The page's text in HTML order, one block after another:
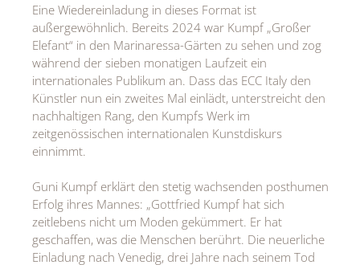
Eine Wiedereinladung in dieses Format ist
außergewöhnlich. Bereits 2024 war Kumpf „Großer
Elefant“ in den Marinaressa-Gärten zu sehen und zog
während der sieben monatigen Laufzeit ein
internationales Publikum an. Dass das ECC Italy den
Künstler nun ein zweites Mal einlädt, unterstreicht den
nachhaltigen Rang, den Kumpfs Werk im
zeitgenössischen internationalen Kunstdiskurs
einnimmt.
Guni Kumpf erklärt den stetig wachsenden posthumen
Erfolg ihres Mannes: „Gottfried Kumpf hat sich
zeitlebens nicht um Moden gekümmert. Er hat
geschaffen, was die Menschen berührt. Die neuerliche
Einladung nach Venedig, drei Jahre nach seinem Tod